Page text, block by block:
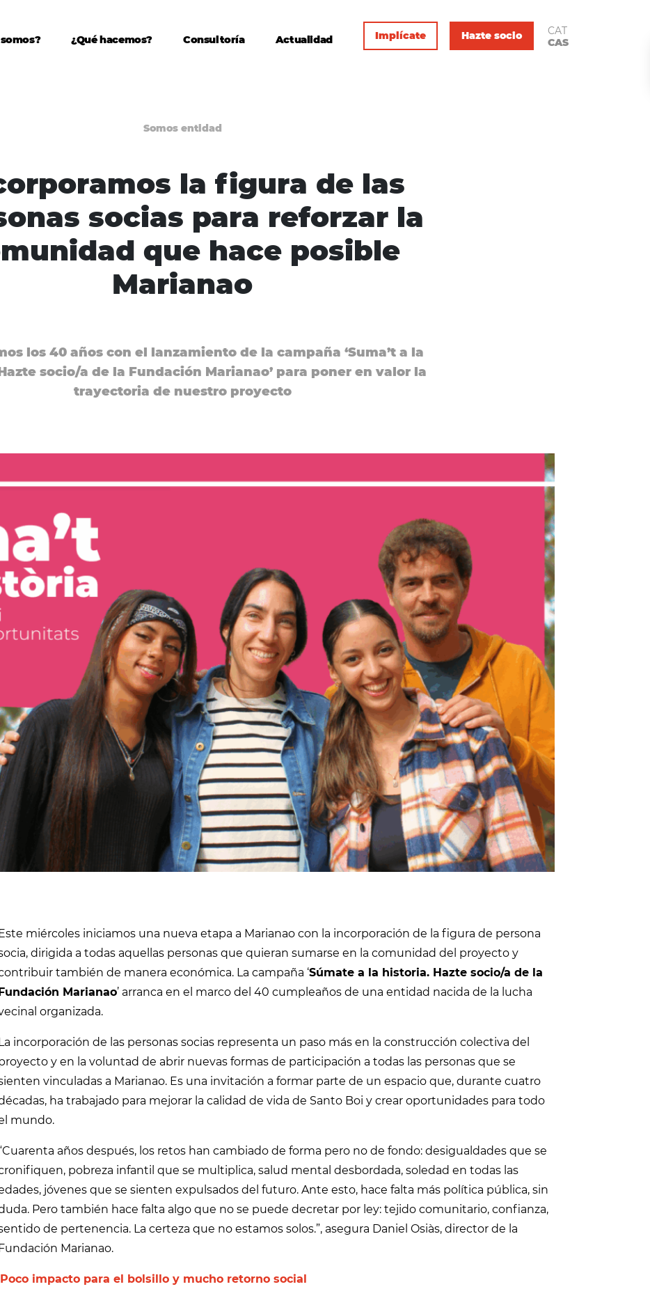
¿Qué hacemos? Consultoría Actualidad Implícate Hazte socio
CAT
CAS
Somos entidad
la figura de las
socias para reforzar la
que hace posible
Marianao
los 40 años con el lanzamiento de la campaña ‘Suma’t a la
socio/a de la Fundación Marianao’ para poner en valor la
trayectoria de nuestro proyecto
miércoles iniciamos una nueva etapa a Marianao con la incorporación de la figura de persona
dirigida a todas aquellas personas que quieran sumarse en la comunidad del proyecto y
también de manera económica. La campaña ‘Súmate a la historia. Hazte socio/a de la
Marianao’ arranca en el marco del 40 cumpleaños de una entidad nacida de la lucha
organizada.
incorporación de las personas socias representa un paso más en la construcción colectiva del
y en la voluntad de abrir nuevas formas de participación a todas las personas que se
vinculadas a Marianao. Es una invitación a formar parte de un espacio que, durante cuatro
ha trabajado para mejorar la calidad de vida de Santo Boi y crear oportunidades para todo
mundo.
años después, los retos han cambiado de forma pero no de fondo: desigualdades que se
pobreza infantil que se multiplica, salud mental desbordada, soledad en todas las
jóvenes que se sienten expulsados del futuro. Ante esto, hace falta más política pública, sin
Pero también hace falta algo que no se puede decretar por ley: tejido comunitario, confianza,
de pertenencia. La certeza que no estamos solos.”, asegura Daniel Osiàs, director de la
Marianao.
Poco impacto para el bolsillo y mucho retorno social